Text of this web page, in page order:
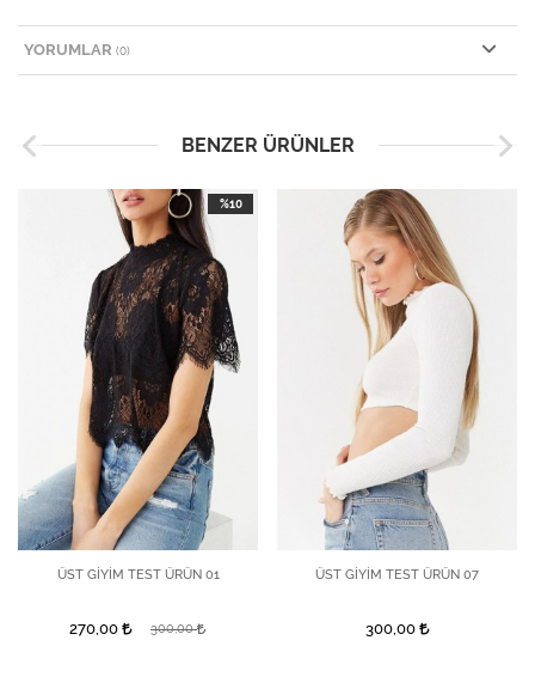
YORUMLAR (0)
BENZER ÜRÜNLER
ÜST GİYİM TEST ÜRÜN 01
270,00 300,00
%10
ÜST GİYİM TEST ÜRÜN 07
300,00